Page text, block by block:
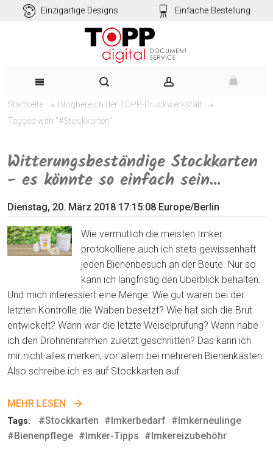
Einzigartige Designs Einfache Bestellung
Startseite
Blogbereich der TOPP-Druckwerkstatt
Tagged with "#Stockkarten"
Witterungsbeständige Stockkarten
- es könnte so einfach sein...
Dienstag, 20. März 2018 17:15:08 Europe/Berlin
Wie vermutlich die meisten Imker
protokolliere auch ich stets gewissenhaft
jeden Bienenbesuch an der Beute. Nur so
kann ich langfristig den Überblick behalten.
Und mich interessiert eine Menge: Wie gut waren bei der
letzten Kontrolle die Waben besetzt? Wie hat sich die Brut
entwickelt? Wann war die letzte Weiselprüfung? Wann habe
ich den Drohnenrahmen zuletzt geschnitten? Das kann ich
mir nicht alles merken, vor allem bei mehreren Bienenkästen.
Also schreibe ich es auf Stockkarten auf.
MEHR LESEN
Tags: #Stockkarten #Imkerbedarf #Imkerneulinge
#Bienenpflege #Imker-Tipps #Imkereizubehöhr